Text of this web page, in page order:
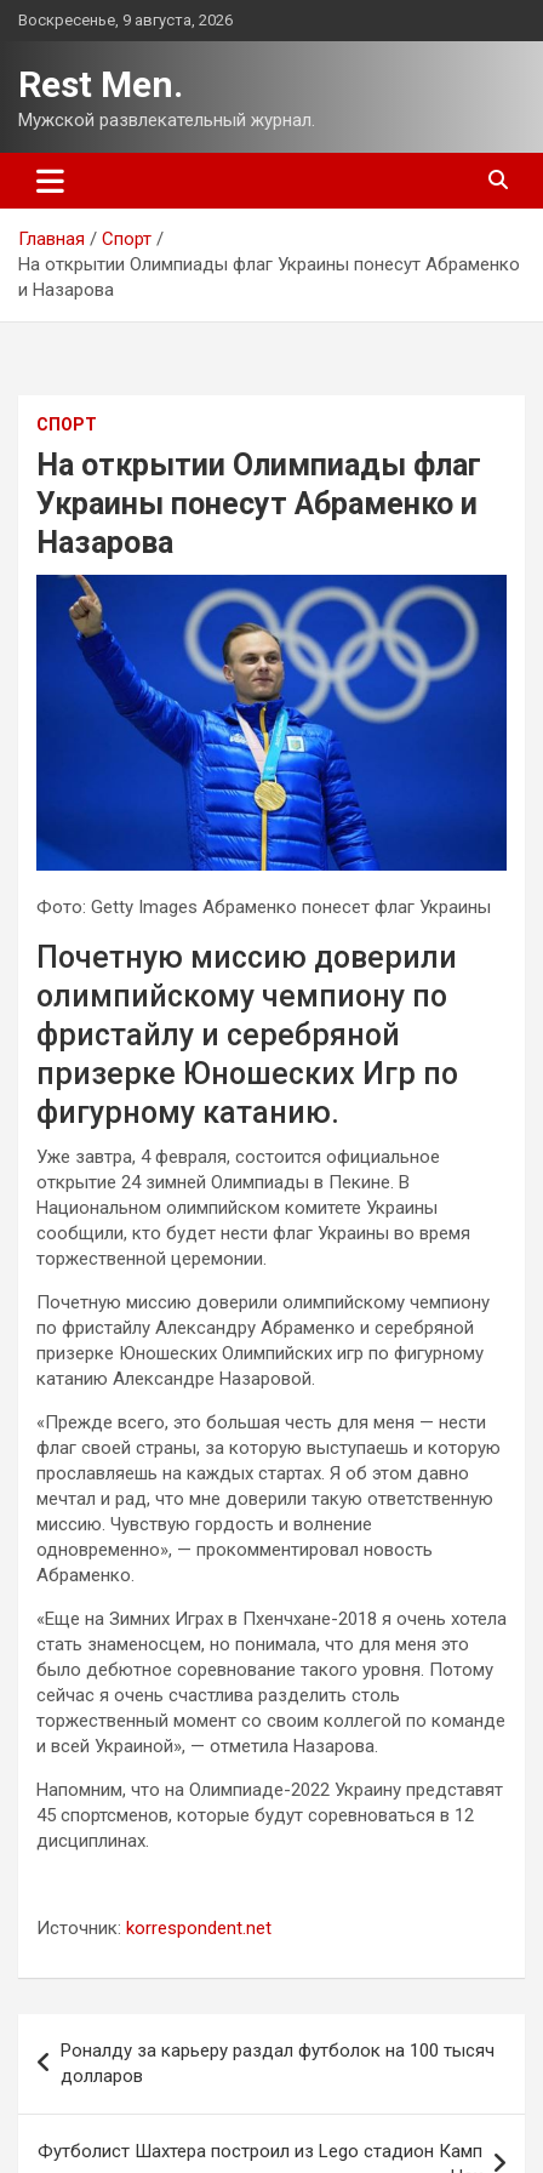
Перейти
Воскресенье, 9 августа, 2026
Rest Men.
Мужской развлекательный журнал.
Главная
Спорт
На открытии Олимпиады флаг Украины понесут Абраменко
и Назарова
СПОРТ
На открытии Олимпиады флаг
Украины понесут Абраменко и
Назарова
Фото: Getty Images Абраменко понесет флаг Украины
Почетную миссию доверили
олимпийскому чемпиону по
фристайлу и серебряной
призерке Юношеских Игр по
фигурному катанию.
Уже завтра, 4 февраля, состоится официальное
открытие 24 зимней Олимпиады в Пекине. В
Национальном олимпийском комитете Украины
сообщили, кто будет нести флаг Украины во время
торжественной церемонии.
Почетную миссию доверили олимпийскому чемпиону
по фристайлу Александру Абраменко и серебряной
призерке Юношеских Олимпийских игр по фигурному
катанию Александре Назаровой.
«Прежде всего, это большая честь для меня — нести
флаг своей страны, за которую выступаешь и которую
прославляешь на каждых стартах. Я об этом давно
мечтал и рад, что мне доверили такую ответственную
миссию. Чувствую гордость и волнение
одновременно», — прокомментировал новость
Абраменко.
«Еще на Зимних Играх в Пхенчхане-2018 я очень хотела
стать знаменосцем, но понимала, что для меня это
было дебютное соревнование такого уровня. Потому
сейчас я очень счастлива разделить столь
торжественный момент со своим коллегой по команде
и всей Украиной», — отметила Назарова.
Напомним, что на Олимпиаде-2022 Украину представят
45 спортсменов, которые будут соревноваться в 12
дисциплинах.
Источник: korrespondent.net
по
записям
Роналду за карьеру раздал футболок на 100 тысяч
долларов
Футболист Шахтера построил из Lego стадион Камп